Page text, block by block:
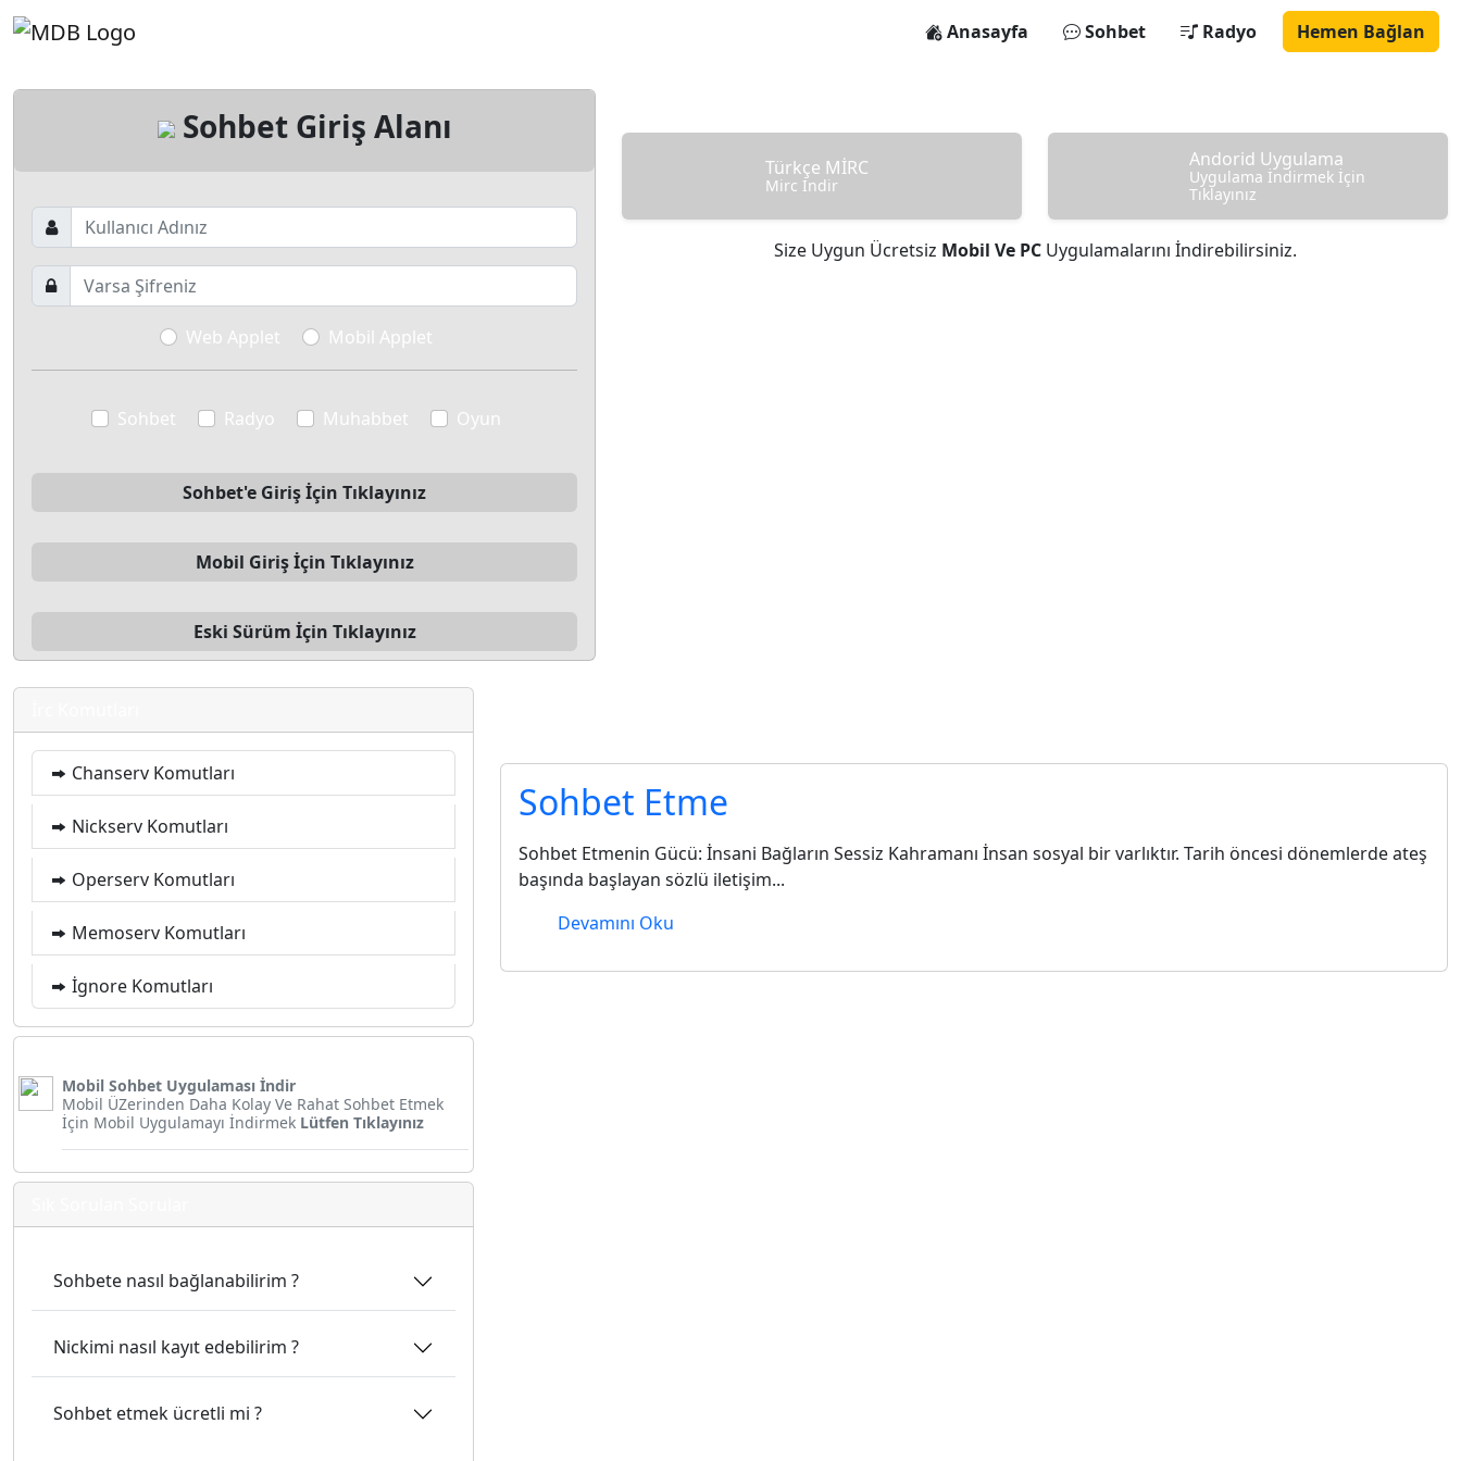
Anasayfa Sohbet Radyo Hemen Bağlan
Sohbet Giriş Alanı
Web Applet Mobil Applet
Sohbet Radyo Muhabbet Oyun
Sohbet'e Giriş İçin Tıklayınız
Mobil Giriş İçin Tıklayınız
Eski Sürüm İçin Tıklayınız
Türkçe MİRC
Mirc İndir
Andorid Uygulama
Uygulama İndirmek İçin
Tıklayınız
Size Uygun Ücretsiz Mobil Ve PC Uygulamalarını İndirebilirsiniz.
Chanserv Komutları
Nickserv Komutları
Operserv Komutları
Memoserv Komutları
İgnore Komutları
Mobil Sohbet Uygulaması İndir
Mobil ÜZerinden Daha Kolay Ve Rahat Sohbet Etmek
İçin Mobil Uygulamayı İndirmek Lütfen Tıklayınız
Sohbete nasıl bağlanabilirim ?
Nickimi nasıl kayıt edebilirim ?
Sohbet etmek ücretli mi ?
Sohbet Etme
Sohbet Etmenin Gücü: İnsani Bağların Sessiz Kahramanı İnsan sosyal bir varlıktır. Tarih öncesi dönemlerde ateş
başında başlayan sözlü iletişim...
Devamını Oku